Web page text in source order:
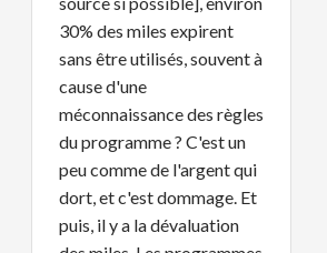
30% des miles expirent
sans être utilisés, souvent à
cause d'une
méconnaissance des règles
du programme ? C'est un
peu comme de l'argent qui
dort, et c'est dommage. Et
puis, il y a la dévaluation